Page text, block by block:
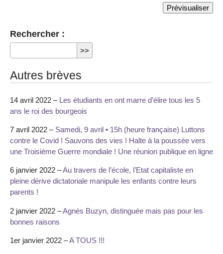
Rechercher :
Autres brèves
14 avril 2022 – Les étudiants en ont marre d’élire tous les 5
ans le roi des bourgeois
7 avril 2022 – Samedi, 9 avril • 15h (heure française) Luttons
contre le Covid ! Sauvons des vies ! Halte à la poussée vers
une Troisième Guerre mondiale ! Une réunion publique en ligne
6 janvier 2022 –Au travers de l’école, l’Etat capitaliste en
pleine dérive dictatoriale manipule les enfants contre leurs
parents !
2 janvier 2022 –Agnès Buzyn, distinguée mais pas pour les
bonnes raisons
1er janvier 2022 –A TOUS !!!